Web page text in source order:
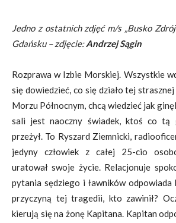
Jedno z ostatnich zdjęć m/s „Busko
Gdańsku – zdjęcie:Andrzej Sągin
Rozprawa w Izbie Morskiej. Wszystkie
się dowiedzieć, co się działo tej
Morzu Północnym, chcą wiedzieć jak
sali jest naoczny świadek, ktoś co tą
przeżył. To Ryszard Ziemnicki,
jedyny człowiek z całej 25-cio
uratował swoje życie. Relacjonuje
pytania sędziego i ławników odpowiada
przyczyną tej tragedii, kto zawinił?
kierują się na żonę Kapitana. Kapitan